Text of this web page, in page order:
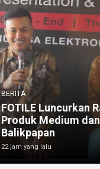
BERITA
FOTILE Luncurkan
Produk Medium
Balikpapan
22 jam yang lalu